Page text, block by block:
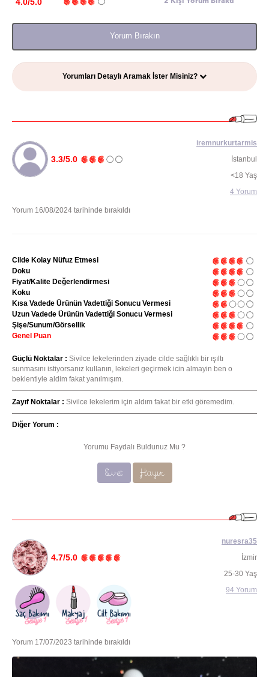
Yorum Bırakın
Yorumları Detaylı Aramak İster Misiniz?
3.3/5.0
Yorum 16/08/2024 tarihinde bırakıldı
iremnurkurtarmis
İstanbul
<18 Yaş
4 Yorum
Cilde Kolay Nüfuz Etmesi
Doku
Fiyat/Kalite Değerlendirmesi
Koku
Kısa Vadede Ürünün Vadettiği Sonucu Vermesi
Uzun Vadede Ürünün Vadettiği Sonucu Vermesi
Şişe/Sunum/Görsellik
Genel Puan
Güçlü Noktalar : Sivilce lekelerinden ziyade cilde sağlıklı bir ışıltı
sunmasını istiyorsanız kullanın, lekeleri geçirmek icin almayin ben o
beklentiyle aldim fakat yanılmışım.
Zayıf Noktalar : Sivilce lekelerim için aldım fakat bir etki göremedim.
Diğer Yorum :
Yorumu Faydalı Buldunuz Mu ?
Evet Hayır
4.7/5.0
Yorum 17/07/2023 tarihinde bırakıldı
nuresra35
İzmir
25-30 Yaş
94 Yorum